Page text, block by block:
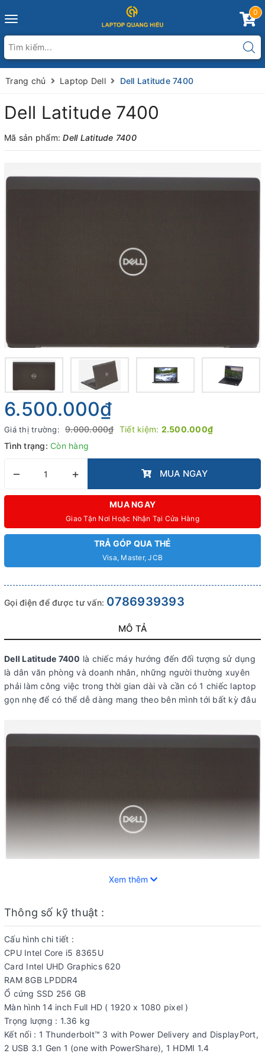
Toggle
0
Trang chủ Laptop Dell Dell Latitude 7400
Dell Latitude 7400
Mã sản phẩm:Dell Latitude 7400
6.500.000₫
Giá thị trường: 9.000.000₫ Tiết kiệm: 2.500.000₫
Tình trạng: Còn hàng
– + MUA NGAY
MUA NGAY
Giao Tận Nơi Hoặc Nhận Tại Cửa Hàng
TRẢ GÓP QUA THẺ
Visa, Master, JCB
Gọi điện để được tư vấn: 0786939393
MÔ TẢ
Dell Latitude 7400 là chiếc máy hướng đến đối tượng sử dụng
là dân văn phòng và doanh nhân, những người thường xuyên
phải làm công việc trong thời gian dài và cần có 1 chiếc laptop
gọn nhẹ để có thể dễ dàng mang theo bên mình tới bất kỳ đâu
Thiết kế
Dell hướng tới phong cách lịch lãm và mỏng nhẹ trên dòng
Latitude 74xx mới. Thiết bị được thiết kế tối giản và cứng cáp.
Hầu như toàn bộ khung và vỏ máy được làm từ magie, carbon
siêu siêu bền lại cực mỏng nhẹ. Với thiết kế này người dùng di
chuyển cực dễ dàng, chống chịu va đập cực kỳ tốt. Ngoài ra,
với bề mặt như thế này, Dell Latitude 7400 còn có thể chống
xước cực tốt.
Xem thêm
Thông số kỹ thuật :
Cấu hình chi tiết :
CPU Intel Core i5 8365U
Card Intel UHD Graphics 620
RAM 8GB LPDDR4
Ổ cứng SSD 256 GB
Màn hình 14 inch Full HD ( 1920 x 1080 pixel )
Trọng lượng : 1.36 kg
Kết nối : 1 Thunderbolt™ 3 with Power Delivery and DisplayPort,
2 USB 3.1 Gen 1 (one with PowerShare), 1 HDMI 1.4